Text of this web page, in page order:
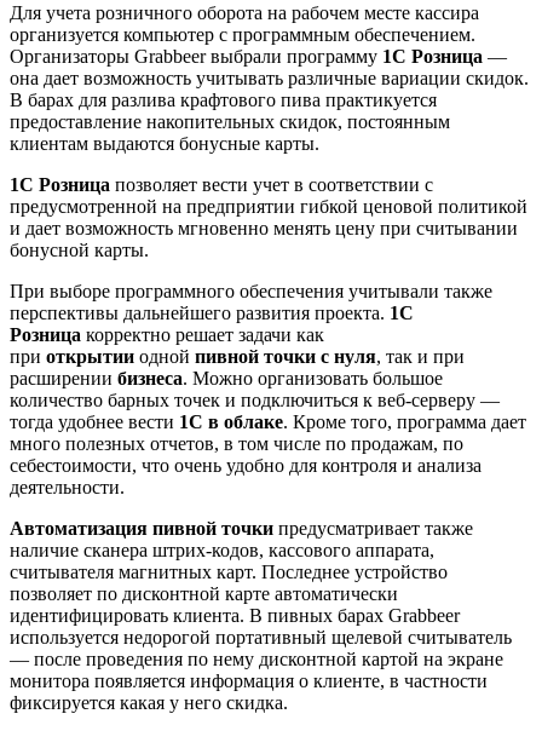
Для учета розничного оборота на рабочем месте кассира
организуется компьютер с программным обеспечением.
Организаторы Grabbeer выбрали программу 1С Розница —
она дает возможность учитывать различные вариации скидок.
В барах для разлива крафтового пива практикуется
предоставление накопительных скидок, постоянным
клиентам выдаются бонусные карты.
1С Розница позволяет вести учет в соответствии с
предусмотренной на предприятии гибкой ценовой политикой
и дает возможность мгновенно менять цену при считывании
бонусной карты.
При выборе программного обеспечения учитывали также
перспективы дальнейшего развития проекта. 1С
Розница корректно решает задачи как
при открытии одной пивной точки с нуля, так и при
расширении бизнеса. Можно организовать большое
количество барных точек и подключиться к веб-серверу —
тогда удобнее вести 1С в облаке. Кроме того, программа дает
много полезных отчетов, в том числе по продажам, по
себестоимости, что очень удобно для контроля и анализа
деятельности.
Автоматизация пивной точки предусматривает также
наличие сканера штрих-кодов, кассового аппарата,
считывателя магнитных карт. Последнее устройство
позволяет по дисконтной карте автоматически
идентифицировать клиента. В пивных барах Grabbeer
используется недорогой портативный щелевой считыватель
— после проведения по нему дисконтной картой на экране
монитора появляется информация о клиенте, в частности
фиксируется какая у него скидка.